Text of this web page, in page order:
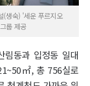
(생숙) '세운 푸르지오
룹 제공
림동과 입정동 일대
㎡, 총 756실로